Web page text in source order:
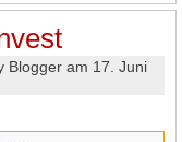
Blogger am 17. Juni